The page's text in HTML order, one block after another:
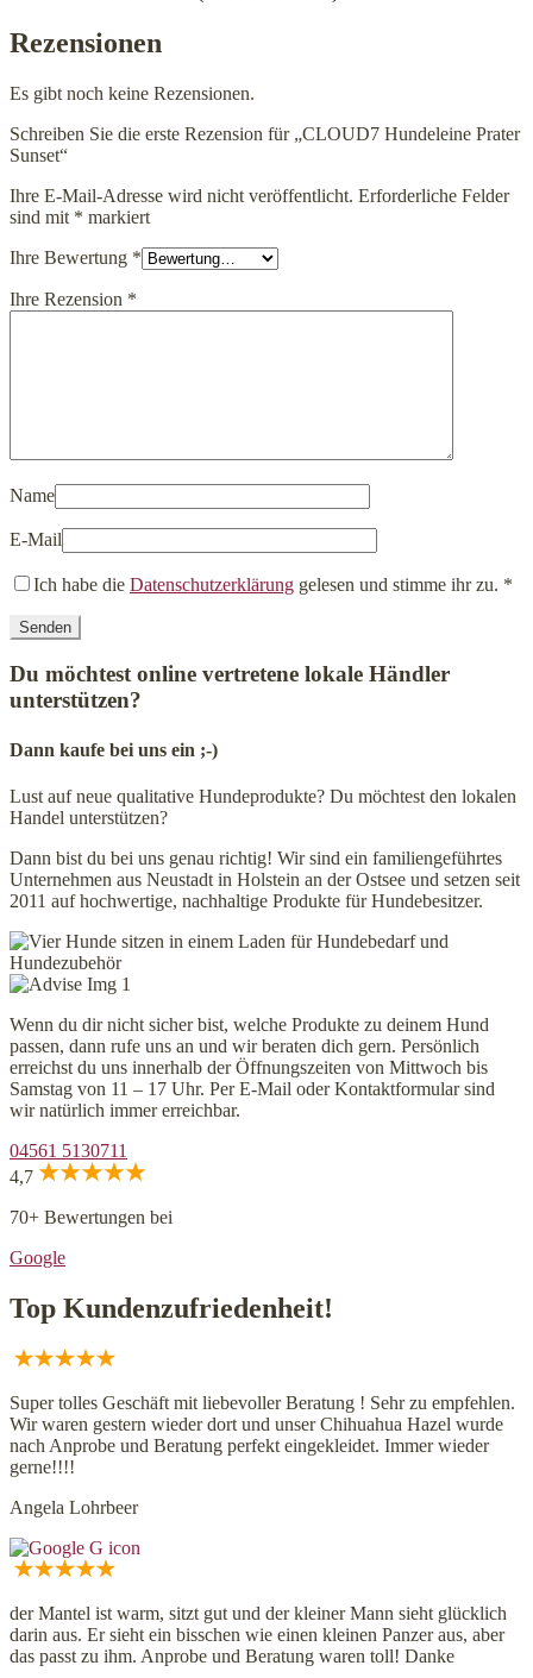
Rezensionen
Es gibt noch keine Rezensionen.
Schreiben Sie die erste Rezension für „CLOUD7 Hundeleine Prater
Sunset“
Ihre E-Mail-Adresse wird nicht veröffentlicht. Erforderliche Felder
sind mit * markiert
Ihre Bewertung *
Ihre Rezension *
Name
E-Mail
Ich habe die Datenschutzerklärung gelesen und stimme ihr zu. *
Du möchtest online vertretene lokale Händler
unterstützen?
Dann kaufe bei uns ein ;-)
Lust auf neue qualitative Hundeprodukte? Du möchtest den lokalen
Handel unterstützen?
Dann bist du bei uns genau richtig! Wir sind ein familiengeführtes
Unternehmen aus Neustadt in Holstein an der Ostsee und setzen seit
2011 auf hochwertige, nachhaltige Produkte für Hundebesitzer.
Wenn du dir nicht sicher bist, welche Produkte zu deinem Hund
passen, dann rufe uns an und wir beraten dich gern. Persönlich
erreichst du uns innerhalb der Öffnungszeiten von Mittwoch bis
Samstag von 11 – 17 Uhr. Per E-Mail oder Kontaktformular sind
wir natürlich immer erreichbar.
04561 5130711
4,7
70+ Bewertungen bei
Google
Top Kundenzufriedenheit!
Super tolles Geschäft mit liebevoller Beratung ! Sehr zu empfehlen.
Wir waren gestern wieder dort und unser Chihuahua Hazel wurde
nach Anprobe und Beratung perfekt eingekleidet. Immer wieder
gerne!!!!
Angela Lohrbeer
der Mantel ist warm, sitzt gut und der kleiner Mann sieht glücklich
darin aus. Er sieht ein bisschen wie einen kleinen Panzer aus, aber
das passt zu ihm. Anprobe und Beratung waren toll! Danke